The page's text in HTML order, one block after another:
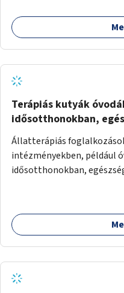
Terápiás kutyák
idősotthonokban,
Állatterápiás
intézményekben, például
idősotthonokban,